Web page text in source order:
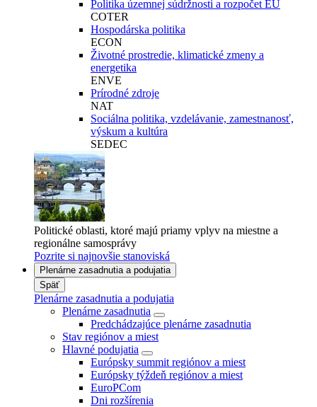
Politika územnej súdržnosti a rozpočet EÚ
COTER
Hospodárska politika
ECON
Životné prostredie, klimatické zmeny a
energetika
ENVE
Prírodné zdroje
NAT
Sociálna politika, vzdelávanie, zamestnanosť,
výskum a kultúra
SEDEC
Politické oblasti, ktoré majú priamy vplyv na miestne a
regionálne samosprávy
Pozrite si najnovšie stanoviská
Plenárne zasadnutia a podujatia
Späť
Plenárne zasadnutia a podujatia
Plenárne zasadnutia
Predchádzajúce plenárne zasadnutia
Stav regiónov a miest
Hlavné podujatia
Európsky summit regiónov a miest
Európsky týždeň regiónov a miest
EuroPCom
Dni rozšírenia